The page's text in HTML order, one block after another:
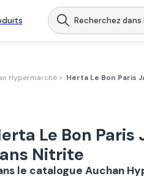
Hypermarché > Herta Le Bon Paris
Le Bon
Nitrite
le catalogue Auchan